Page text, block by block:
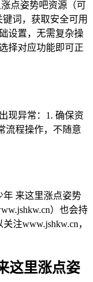
点姿势吧资源（可
词，获取安全可用
设置，无需复杂操
择对应功能即可正
现异常：1. 确保资
流程操作，不随意
年 来这里涨点姿势
）也会持
注www.jshkw.cn，
这里涨点姿